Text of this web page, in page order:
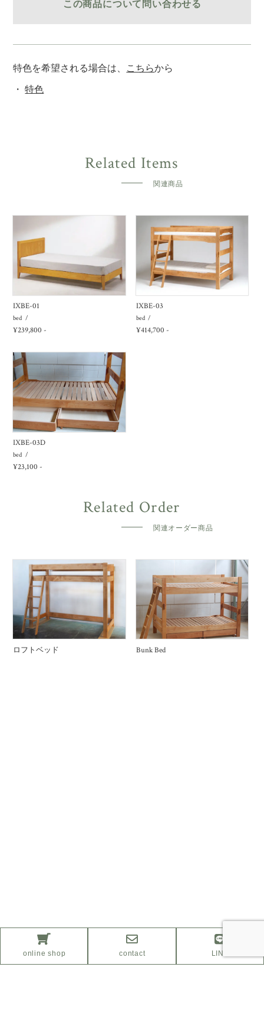
この商品について問い合わせる
特色を希望される場合は、 こちらから
特色
関連商品
IXBE-01
bed
¥239,800 -
IXBE-03
bed
¥414,700 -
IXBE-03D
bed
¥23,100 -
関連オーダー商品
ロフトベッド Bunk Bed
online shop contact LINE